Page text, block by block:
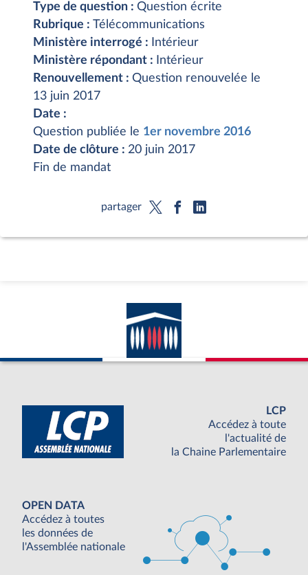
Type de question : Question écrite
Rubrique : Télécommunications
Ministère interrogé :
Intérieur
Ministère répondant :
Intérieur
Renouvellement : Question renouvelée le
13 juin 2017
Date :
Question publiée le 1er novembre 2016
Date de clôture : 20 juin 2017
Fin de mandat
partager
LCP
Accédez à toute
l'actualité de
la Chaine Parlementaire
OPEN DATA
Accédez à toutes
les données de
l'Assemblée nationale